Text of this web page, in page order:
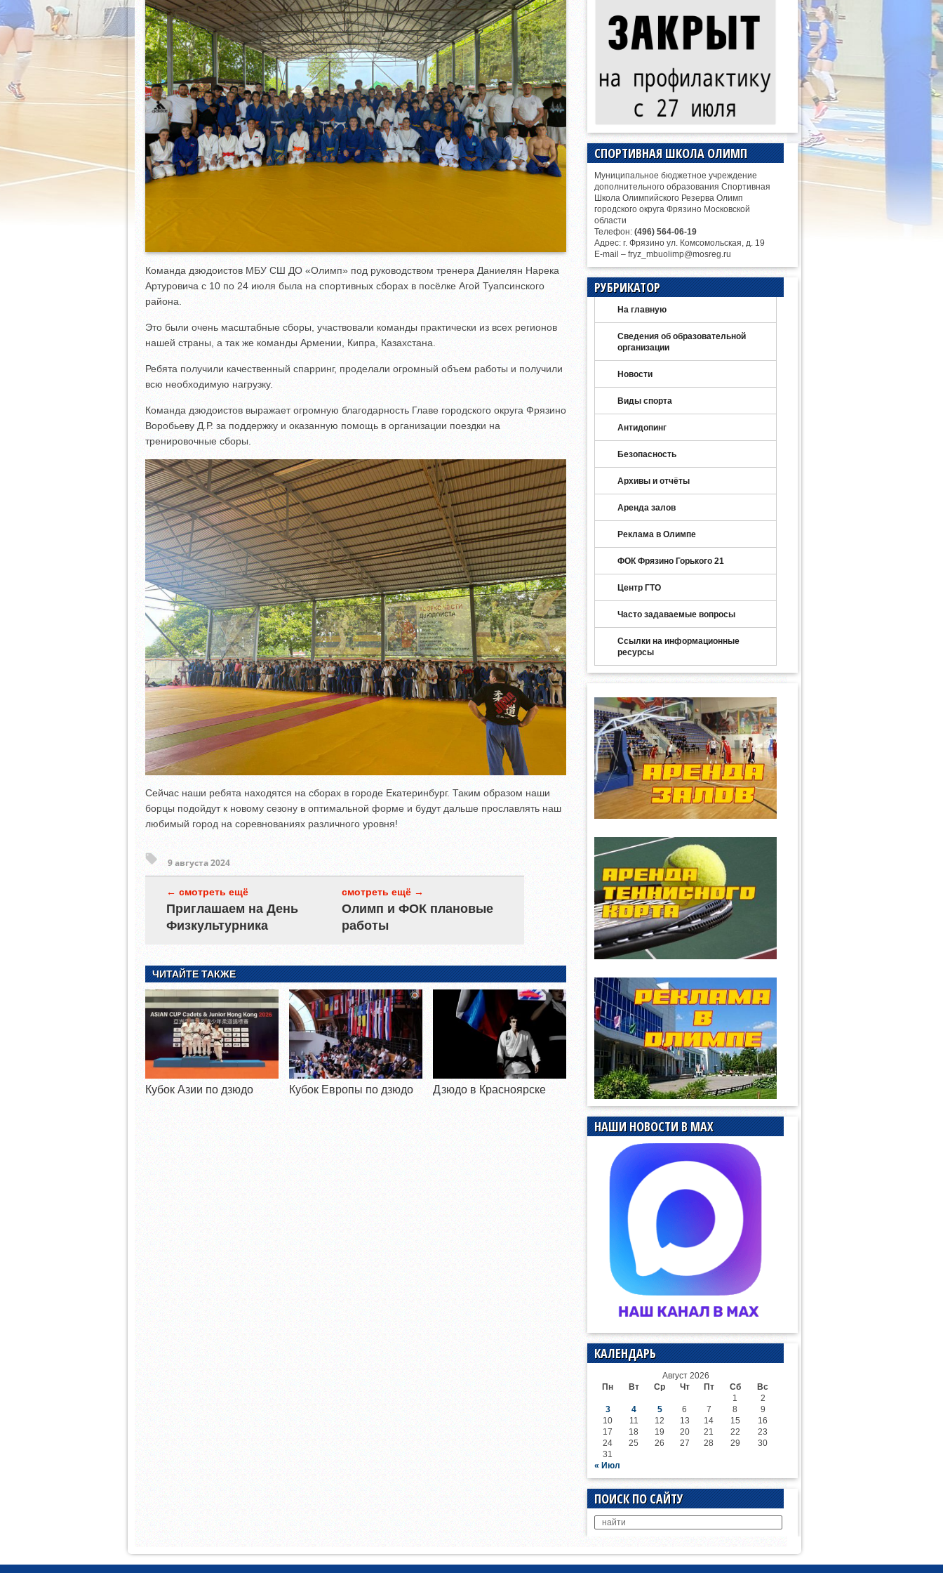
Команда дзюдоистов МБУ СШ ДО «Олимп» под руководством тренера Даниелян Нарека
Артуровича с 10 по 24 июля была на спортивных сборах в посёлке Агой Туапсинского
района.
Это были очень масштабные сборы, участвовали команды практически из всех регионов
нашей страны, а так же команды Армении, Кипра, Казахстана.
Ребята получили качественный спарринг, проделали огромный объем работы и получили
всю необходимую нагрузку.
Команда дзюдоистов выражает огромную благодарность Главе городского округа Фрязино
Воробьеву Д.Р. за поддержку и оказанную помощь в организации поездки на
тренировочные сборы.
Сейчас наши ребята находятся на сборах в городе Екатеринбург. Таким образом наши
борцы подойдут к новому сезону в оптимальной форме и будут дальше прославлять наш
любимый город на соревнованиях различного уровня!
9 августа 2024
← смотреть ещё
Приглашаем на День
Физкультурника
смотреть ещё →
Олимп и ФОК плановые
работы
ЧИТАЙТЕ ТАКЖЕ
Кубок Азии по дзюдо Кубок Европы по дзюдо Дзюдо в Красноярске
СПОРТИВНАЯ ШКОЛА ОЛИМП
Муниципальное бюджетное учреждение
дополнительного образования Спортивная
Школа Олимпийского Резерва Олимп
городского округа Фрязино Московской
области
Телефон: (496) 564-06-19
Адрес: г. Фрязино ул. Комсомольская, д. 19
E-mail – fryz_mbuolimp@mosreg.ru
РУБРИКАТОР
На главную
Сведения об образовательной
организации
Новости
Виды спорта
Антидопинг
Безопасность
Архивы и отчёты
Аренда залов
Реклама в Олимпе
ФОК Фрязино Горького 21
Центр ГТО
Часто задаваемые вопросы
Ссылки на информационные
ресурсы
НАШИ НОВОСТИ В MAX
КАЛЕНДАРЬ
Август 2026
Пн
Вт Ср Чт Пт Сб
Вс
1
2
3
4 5 6 7 8
9
10
11 12 13 14 15
16
17
18 19 20 21 22
23
24
25 26 27 28 29
30
31
« Июл
ПОИСК ПО САЙТУ